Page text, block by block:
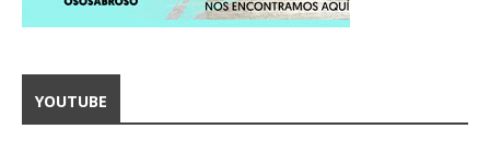
YOUTUBE